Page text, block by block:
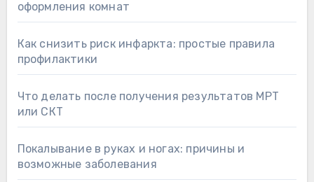
оформления комнат
Как снизить риск инфаркта: простые правила
профилактики
Что делать после получения результатов МРТ
или СКТ
Покалывание в руках и ногах: причины и
возможные заболевания